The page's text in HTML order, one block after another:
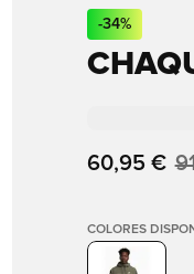
-34%
60,95 €
COLORES